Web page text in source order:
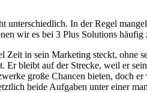
unterschiedlich. In der Regel
wir es bei 3 Plus Solutions häufig
Zeit in sein Marketing steckt, ohne
Er bleibt auf der Strecke, weil er
große Chancen bieten, doch
beide Aufgaben unter einer